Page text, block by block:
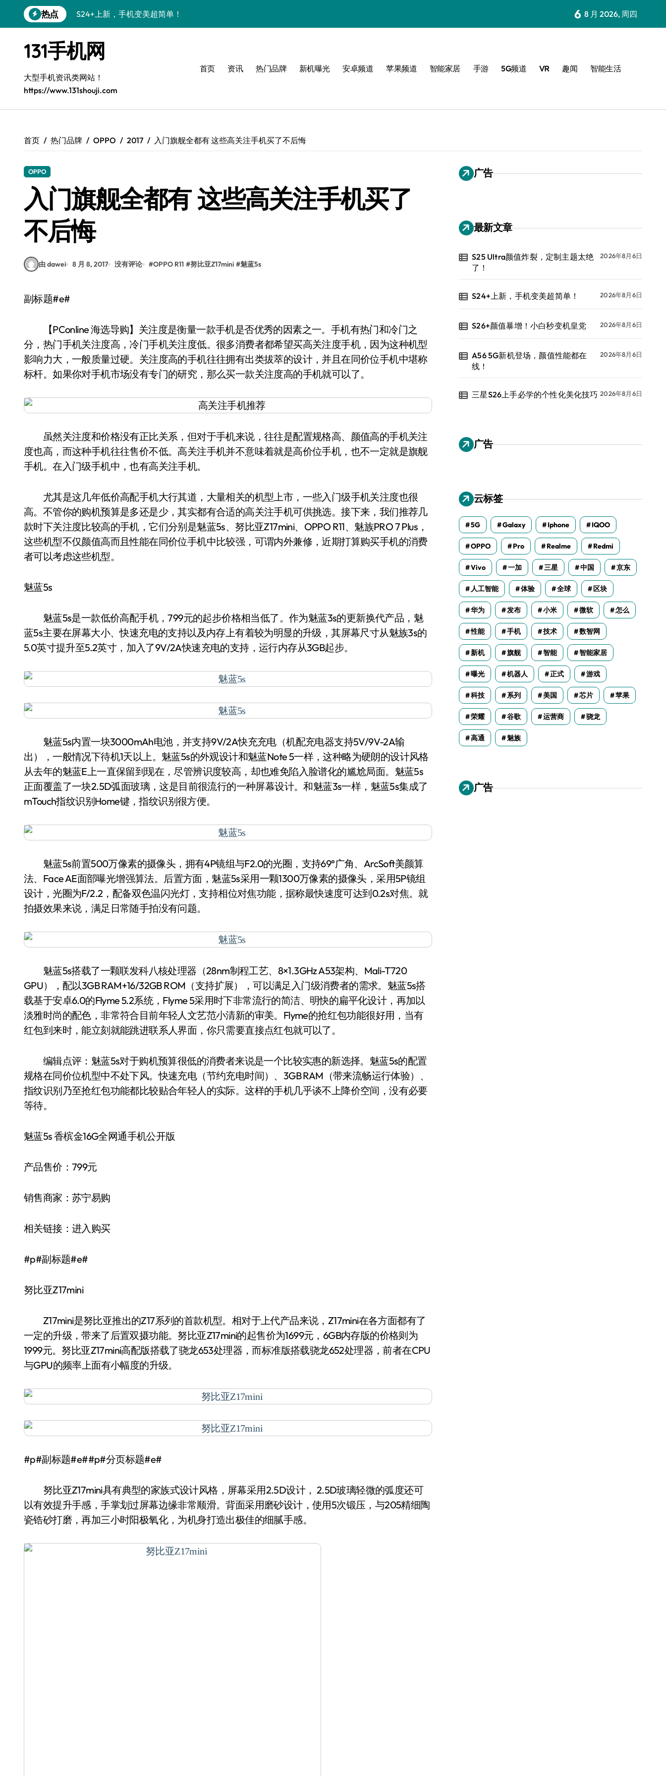
到
热点
S24+上新，手机变美超简单！
A56 5G新机登场，颜值性能都在线！
三星S26上手必学的个性化美化技巧
S25美化攻略：小白秒变酷炫高手
三星Galaxy C55 5G惊艳亮相！
Galaxy Z Flip6：折叠时尚，秒变潮流焦点
S25 Ultra颜值炸裂，定制主题太绝了！
6 8 月 2026, 周四
131手机网
大型手机资讯类网站！
https://www.131shouji.com
首页 资讯 热门品牌 新机曝光 安卓频道 苹果频道 智能家居 手游 5G频道 VR 趣闻 智能生活
首页 热门品牌 OPPO 2017 入门旗舰全都有 这些高关注手机买了不后悔
OPPO
入门旗舰全都有 这些高关注手机买了
不后悔
由 dawei 8 月 8, 2017 没有评论 #OPPO R11 #努比亚Z17mini #魅蓝5s
副标题#e#
【PConline 海选导购】关注度是衡量一款手机是否优秀的因素之一。手机有热门和冷门之
分，热门手机关注度高，冷门手机关注度低。很多消费者都希望买高关注度手机，因为这种机型
影响力大，一般质量过硬。关注度高的手机往往拥有出类拔萃的设计，并且在同价位手机中堪称
标杆。如果你对手机市场没有专门的研究，那么买一款关注度高的手机就可以了。
虽然关注度和价格没有正比关系，但对于手机来说，往往是配置规格高、颜值高的手机关注
度也高，而这种手机往往售价不低。高关注手机并不意味着就是高价位手机，也不一定就是旗舰
手机。在入门级手机中，也有高关注手机。
尤其是这几年低价高配手机大行其道，大量相关的机型上市，一些入门级手机关注度也很
高。不管你的购机预算是多还是少，其实都有合适的高关注手机可供挑选。接下来，我们推荐几
款时下关注度比较高的手机，它们分别是魅蓝5s、努比亚Z17mini、OPPO R11、魅族PRO 7 Plus，
这些机型不仅颜值高而且性能在同价位手机中比较强，可谓内外兼修，近期打算购买手机的消费
者可以考虑这些机型。
魅蓝5s
魅蓝5s是一款低价高配手机，799元的起步价格相当低了。作为魅蓝3s的更新换代产品，魅
蓝5s主要在屏幕大小、快速充电的支持以及内存上有着较为明显的升级，其屏幕尺寸从魅族3s的
5.0英寸提升至5.2英寸，加入了9V/2A快速充电的支持，运行内存从3GB起步。
魅蓝5s内置一块3000mAh电池，并支持9V/2A快充充电（机配充电器支持5V/9V-2A输
出），一般情况下待机1天以上。魅蓝5s的外观设计和魅蓝Note 5一样，这种略为硬朗的设计风格
从去年的魅蓝E上一直保留到现在，尽管辨识度较高，却也难免陷入脸谱化的尴尬局面。魅蓝5s
正面覆盖了一块2.5D弧面玻璃，这是目前很流行的一种屏幕设计。和魅蓝3s一样，魅蓝5s集成了
mTouch指纹识别Home键，指纹识别很方便。
魅蓝5s前置500万像素的摄像头，拥有4P镜组与F2.0的光圈，支持69°广角、ArcSoft美颜算
法、Face AE面部曝光增强算法。后置方面，魅蓝5s采用一颗1300万像素的摄像头，采用5P镜组
设计，光圈为F/2.2，配备双色温闪光灯，支持相位对焦功能，据称最快速度可达到0.2s对焦。就
拍摄效果来说，满足日常随手拍没有问题。
魅蓝5s搭载了一颗联发科八核处理器（28nm制程工艺、8×1.3GHz A53架构、Mali-T720
GPU），配以3GB RAM+16/32GB ROM（支持扩展），可以满足入门级消费者的需求。魅蓝5s搭
载基于安卓6.0的Flyme 5.2系统，Flyme 5采用时下非常流行的简洁、明快的扁平化设计，再加以
淡雅时尚的配色，非常符合目前年轻人文艺范小清新的审美。Flyme的抢红包功能很好用，当有
红包到来时，能立刻就能跳进联系人界面，你只需要直接点红包就可以了。
编辑点评：魅蓝5s对于购机预算很低的消费者来说是一个比较实惠的新选择。魅蓝5s的配置
规格在同价位机型中不处下风。快速充电（节约充电时间）、3GB RAM（带来流畅运行体验）、
指纹识别乃至抢红包功能都比较贴合年轻人的实际。这样的手机几乎谈不上降价空间，没有必要
等待。
魅蓝5s 香槟金16G全网通手机公开版
产品售价：799元
销售商家：苏宁易购
相关链接：进入购买
#p#副标题#e#
努比亚Z17mini
Z17mini是努比亚推出的Z17系列的首款机型。相对于上代产品来说，Z17mini在各方面都有了
一定的升级，带来了后置双摄功能。努比亚Z17mini的起售价为1699元，6GB内存版的价格则为
1999元。努比亚Z17mini高配版搭载了骁龙653处理器，而标准版搭载骁龙652处理器，前者在CPU
与GPU的频率上面有小幅度的升级。
#p#副标题#e##p#分页标题#e#
努比亚Z17mini具有典型的家族式设计风格，屏幕采用2.5D设计， 2.5D玻璃轻微的弧度还可
以有效提升手感，手掌划过屏幕边缘非常顺滑。背面采用磨砂设计，使用5次锻压，与205精细陶
瓷锆砂打磨，再加三小时阳极氧化，为机身打造出极佳的细腻手感。
广告
最新文章
S25 Ultra颜值炸裂，定制主题太绝
了！
2026年8月6日
S24+上新，手机变美超简单！ 2026年8月6日
S26+颜值暴增！小白秒变机皇党 2026年8月6日
A56 5G新机登场，颜值性能都在
线！
2026年8月6日
三星S26上手必学的个性化美化技巧 2026年8月6日
广告
云标签
5G Galaxy Iphone IQOO
OPPO Pro Realme Redmi
Vivo 一加 三星 中国 京东
人工智能 体验 全球 区块
华为 发布 小米 微软 怎么
性能 手机 技术 数智网
新机 旗舰 智能 智能家居
曝光 机器人 正式 游戏
科技 系列 美国 芯片 苹果
荣耀 谷歌 运营商 骁龙
高通 魅族
广告